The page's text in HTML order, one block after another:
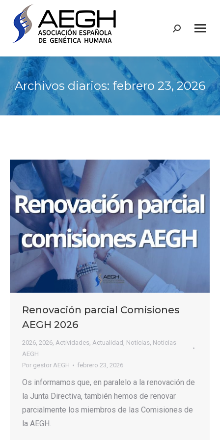
Buscar:
Archivos diarios: febrero 23, 2026
Renovación parcial Comisiones
AEGH 2026
2026, 2026, Actividades, Actualidad , Noticias, Noticias
AEGH
Por gestor AEGH febrero 23, 2026
Os informamos que, en paralelo a la renovación de
la Junta Directiva, también hemos de renovar
parcialmente los miembros de las Comisiones de
la AEGH.